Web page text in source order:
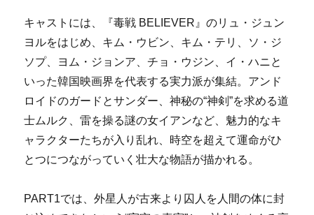
キャストには、『毒戦 BELIEVER』のリュ・ジュン
ヨルをはじめ、キム・ウビン、キム・テリ、ソ・ジ
ソプ、ヨム・ジョンア、チョ・ウジン、イ・ハニと
いった韓国映画界を代表する実力派が集結。アンド
ロイドのガードとサンダー、神秘の“神剣”を求める道
士ムルク、雷を操る謎の女イアンなど、魅力的なキ
ャラクターたちが入り乱れ、時空を超えて運命がひ
とつにつながっていく壮大な物語が描かれる。
PART1では、外星人が古来より囚人を人間の体に封